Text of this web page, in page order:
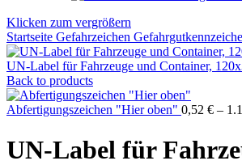
Klicken zum vergrößern
Startseite Gefahrzeichen
UN-Label für Fahrzeuge und Container,
Back to products
Abfertigungszeichen "Hier oben" 0,52 € –
UN-Label für